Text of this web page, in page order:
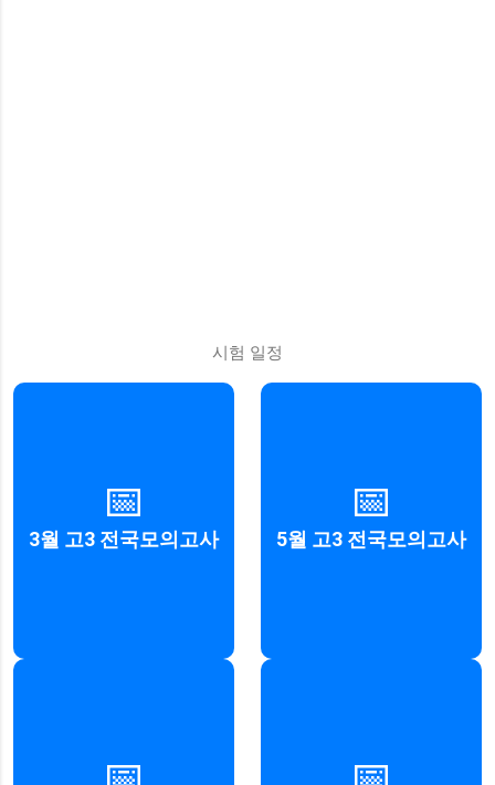
시험 일정
📅
3월 고3 전국모의고사
주관: 서울특별시교육청
자세히 보기
📅
5월 고3 전국모의고사
주관: 경기도교육청
자세히 보기